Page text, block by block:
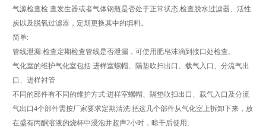
气源检查检:查发生器或者气体钢瓶是否处于正常状态;检查脱水过滤器、活性
炭以及脱氧过滤器，定期更换其中的填料。
简单:
管线泄漏:检查定期检查管线是否泄漏，可使用肥皂沫滴到接口处检查。
气化室的维护气化室包括:进样室螺帽、隔垫吹扫出口、载气入口、分流气出
口、进样衬管
不同的部件有不同的维护方式:进样室螺帽、隔垫吹扫出口、载气入口及分流
气出口4个部件需按厂家要求定期清洗:把这几个部件从气化室上拆卸下来，放
在盛有丙酮溶液的烧杯中浸泡并超声2小时，晾干后使用;